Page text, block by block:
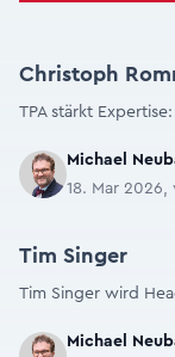
Christoph
TPA stärkt
Michael
18. Mar
Tim Singer
Tim Singer wird
Michael